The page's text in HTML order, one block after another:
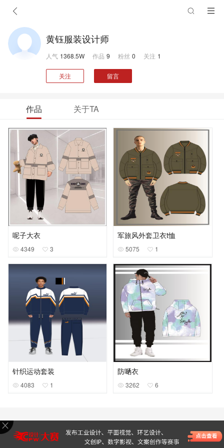
黄钰服装设计师
人气 1368.5W 作品 9 粉丝 0 关注 1
关注 留言
作品 关于TA
呢子大衣
4349 3
军旅风外套卫衣t恤
5075 1
针织运动套装
4083 1
防嗮衣
3262 6